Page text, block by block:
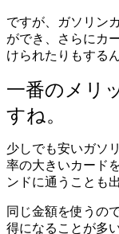
ですが、ガソリン
ができ、さらにカ
けられたりもする
一番のメリ
すね。
少しでも安いガソ
率の大きいカード
ンドに通うことも
同じ金額を使うの
得になることが多